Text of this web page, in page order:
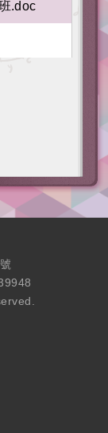
.doc